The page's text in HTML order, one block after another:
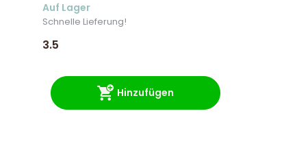
Auf Lager
Schnelle Lieferung!
3.5
Hinzufügen